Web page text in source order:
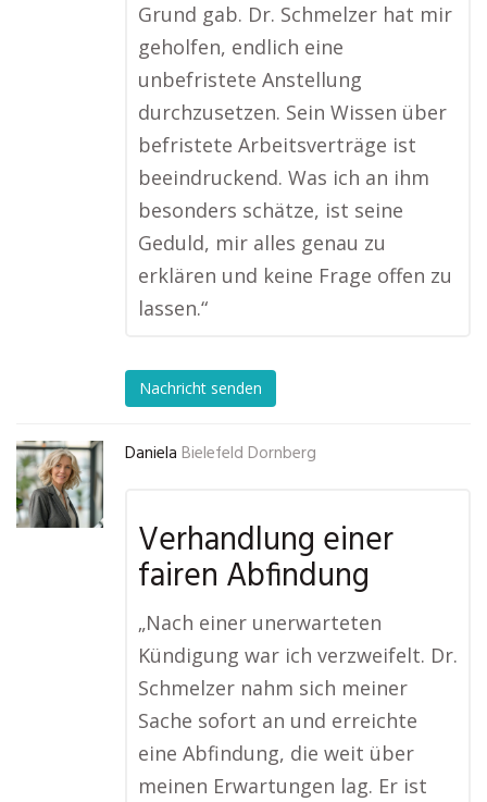
Grund gab. Dr. Schmelzer hat mir
geholfen, endlich eine
unbefristete Anstellung
durchzusetzen. Sein Wissen über
befristete Arbeitsverträge ist
beeindruckend. Was ich an ihm
besonders schätze, ist seine
Geduld, mir alles genau zu
erklären und keine Frage offen zu
lassen.“
Nachricht senden
Daniela Bielefeld Dornberg
Verhandlung einer
fairen Abfindung
„Nach einer unerwarteten
Kündigung war ich verzweifelt. Dr.
Schmelzer nahm sich meiner
Sache sofort an und erreichte
eine Abfindung, die weit über
meinen Erwartungen lag. Er ist